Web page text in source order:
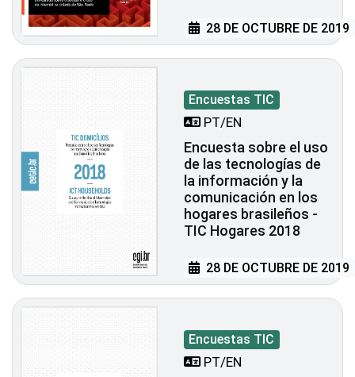
28 DE OCTUBRE DE 2019
Encuestas TIC
PT/EN
Encuesta sobre el uso
de las tecnologías de
la información y la
comunicación en los
hogares brasileños -
TIC Hogares 2018
28 DE OCTUBRE DE 2019
Encuestas TIC
PT/EN